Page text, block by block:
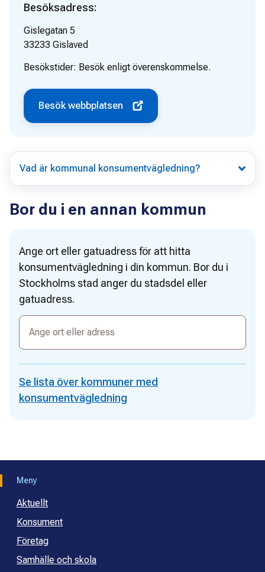
Besöksadress:
Gislegatan 5
33233 Gislaved
Besökstider: Besök enligt överenskommelse.
Besök webbplatsen
Vad är kommunal konsumentvägledning?
Bor du i en annan kommun
Ange ort eller gatuadress för att hitta
konsumentvägledning i din kommun. Bor du i
Stockholms stad anger du stadsdel eller
gatuadress.
Ange
eller
adress
Se lista över kommuner med
konsumentvägledning
Meny
Aktuellt
Konsument
Företag
Samhälle och skola